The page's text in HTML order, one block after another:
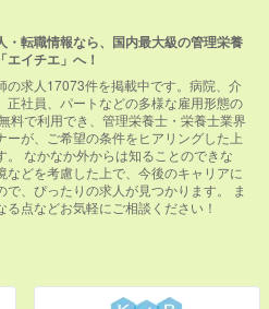
転職情報なら、国内最大級の管理栄養
イチエ」へ！
の求人17073件を掲載中です。病院、介
社員、パートなどの多様な雇用形態の
料で利用でき、管理栄養士・栄養士業界
が、ご希望の条件をヒアリングした上
なかなか外からは知ることのできな
どを考慮した上で、今後のキャリアに
、ぴったりの求人が見つかります。 ま
点などお気軽にご相談ください！